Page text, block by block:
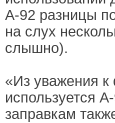
А-92 разницы
на слух
слышно).
«Из уважения
используется
заправкам